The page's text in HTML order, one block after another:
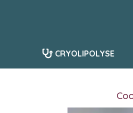
CRYOLIPOLYSE